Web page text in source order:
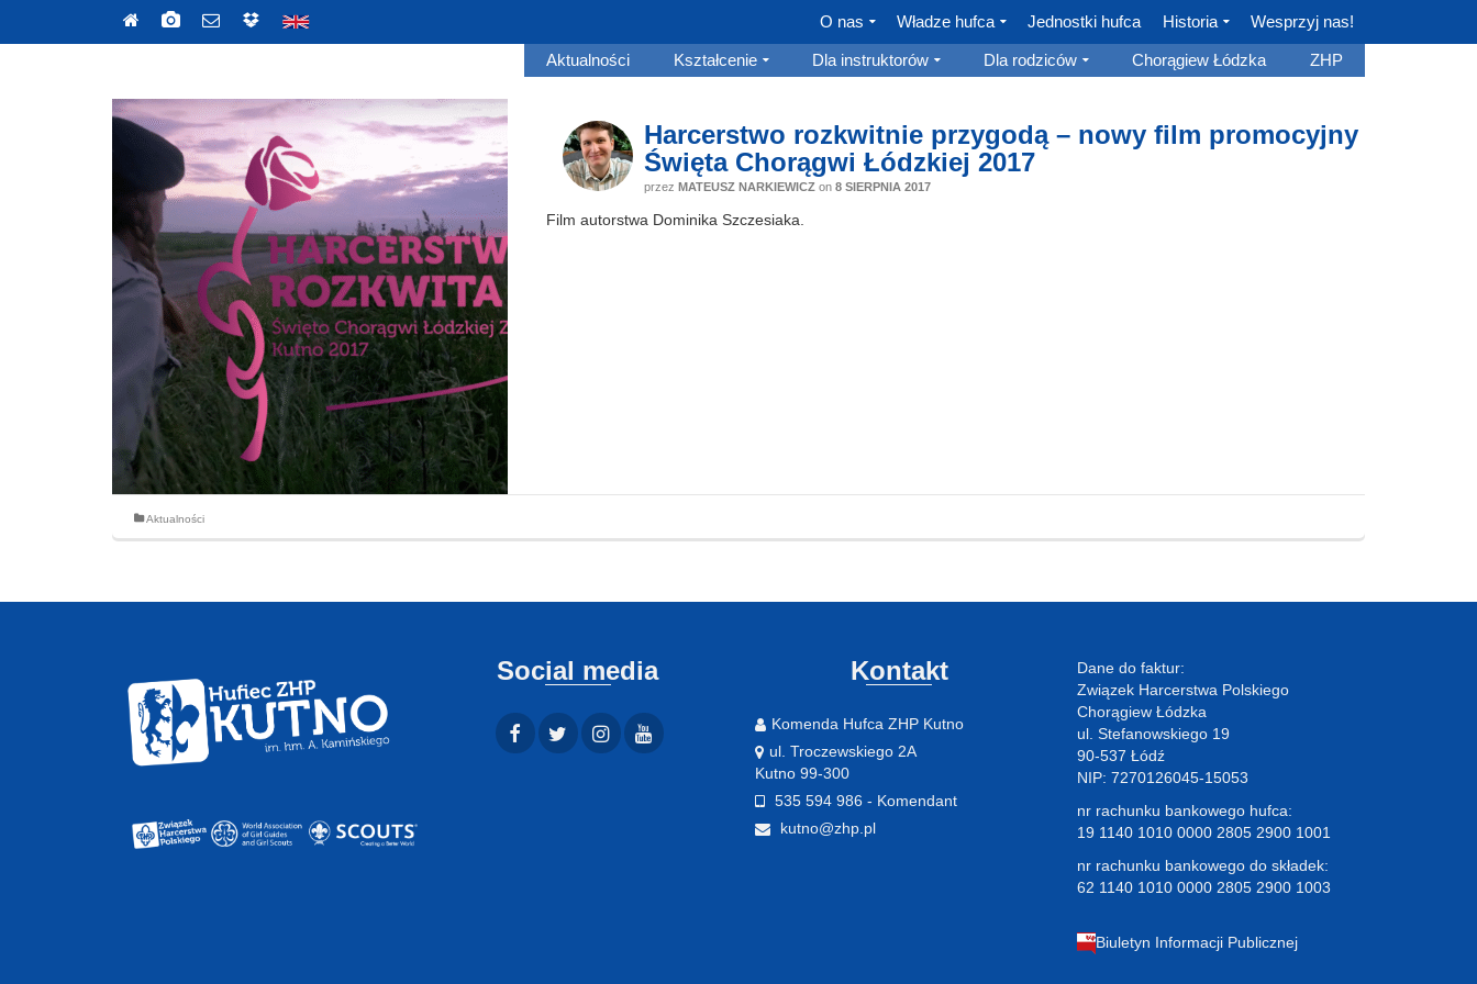
O nas Władze hufca Jednostki hufca Historia Wesprzyj nas!
Aktualności Kształcenie Dla instruktorów Dla rodziców Chorągiew Łódzka ZHP
Harcerstwo rozkwitnie przygodą – nowy film promocyjny
Święta Chorągwi Łódzkiej 2017
przez MATEUSZ NARKIEWICZ on 8 SIERPNIA 2017
Film autorstwa Dominika Szczesiaka.
Aktualności
Social media Kontakt
Komenda Hufca ZHP Kutno
ul. Troczewskiego 2A
Kutno 99-300
535 594 986 - Komendant
kutno@zhp.pl
Dane do faktur:
Związek Harcerstwa Polskiego
Chorągiew Łódzka
ul. Stefanowskiego 19
90-537 Łódź
NIP: 7270126045-15053
nr rachunku bankowego hufca:
19 1140 1010 0000 2805 2900 1001
nr rachunku bankowego do składek:
62 1140 1010 0000 2805 2900 1003
Biuletyn Informacji Publicznej